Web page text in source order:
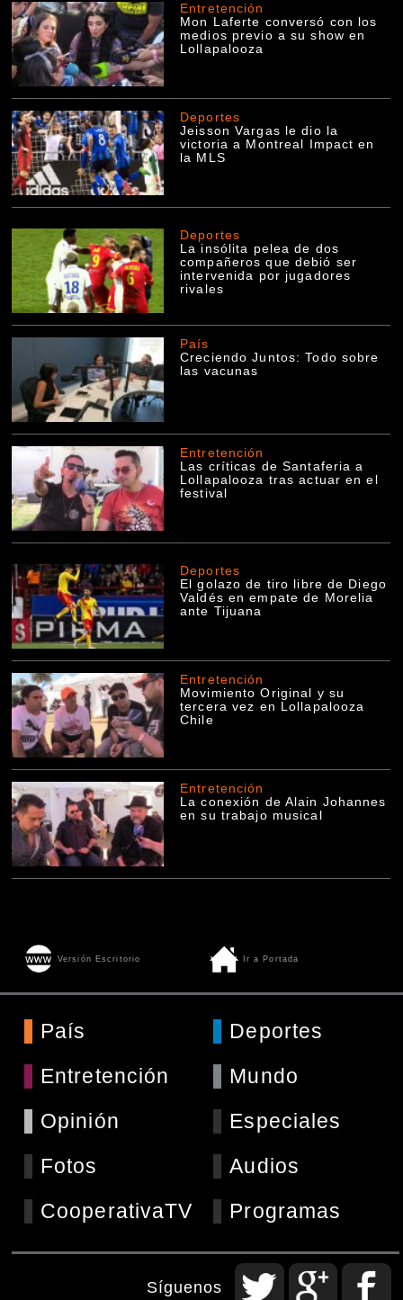
Entretención
Mon Laferte conversó con los
medios previo a su show en
Lollapalooza
Deportes
Jeisson Vargas le dio la
victoria a Montreal Impact en
la MLS
Deportes
La insólita pelea de dos
compañeros que debió ser
intervenida por jugadores
rivales
País
Creciendo Juntos: Todo sobre
las vacunas
Entretención
Las críticas de Santaferia a
Lollapalooza tras actuar en el
festival
Deportes
El golazo de tiro libre de Diego
Valdés en empate de Morelia
ante Tijuana
Entretención
Movimiento Original y su
tercera vez en Lollapalooza
Chile
Entretención
La conexión de Alain Johannes
en su trabajo musical
Versión Escritorio Ir a Portada
País
Deportes
Entretención
Mundo
Opinión
Especiales
Fotos
Audios
CooperativaTV
Programas
Síguenos